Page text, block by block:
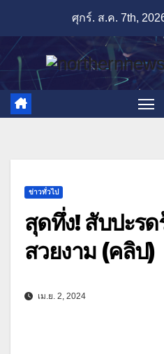
content
ศุกร์. ส.ค. 7th,
ข่าวทั่วไป
สุดทึ่ง! สับปะร
สวยงาม (คลิป)
เม.ย. 2, 2024